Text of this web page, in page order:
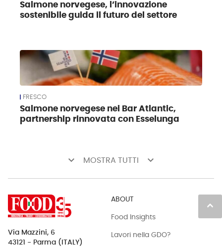
Salmone norvegese, l’innovazione
sostenibile guida il futuro del settore
FRESCO
Salmone norvegese nei Bar Atlantic,
partnership rinnovata con Esselunga
keyboard_arrow_down MOSTRA TUTTI keyboard_arrow_down
keyboard_arrow_up
Via Mazzini, 6
43121 - Parma (ITALY)
ABOUT
Food Insights
Lavori nella GDO?